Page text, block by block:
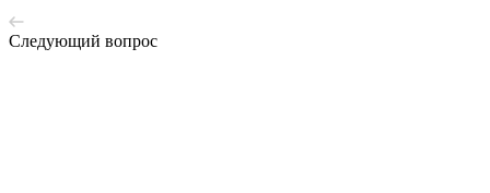
Следующий вопрос